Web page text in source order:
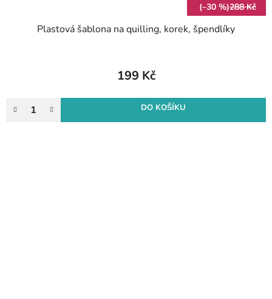
(–30 %)288 Kč
Plastová šablona na quilling, korek, špendlíky
199 Kč
DO KOŠÍKU